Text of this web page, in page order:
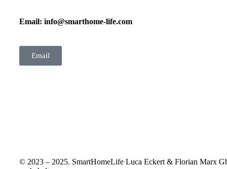
Email: info@smarthome-life.com
Email
© 2023 – 2025. SmartHomeLife Luca Eckert & Florian Marx